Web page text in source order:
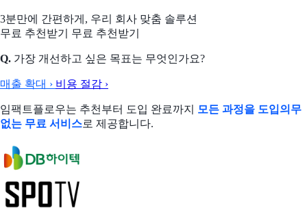
3분만에 간편하게, 우리 회사 맞춤 솔루션
무료 추천받기
무료 추천받기
Q. 가장 개선하고 싶은 목표는 무엇인가요?
매출 확대 › 비용 절감 ›
임팩트플로우는 추천부터 도입 완료까지 모든 과정을 도입의무
없는 무료 서비스로 제공합니다.